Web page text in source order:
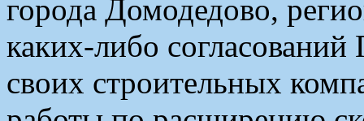
города Домодедово,
каких-либо
своих строительных